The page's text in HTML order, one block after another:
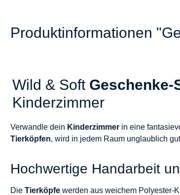
Produktinformationen
Wild & Soft Geschenke-
Kinderzimmer
Verwandle dein Kinderzimmer in eine
Tierköpfen, wird in jedem Raum unglaublich
Hochwertige Handarbeit
Die Tierköpfe werden aus weichem Polyester-